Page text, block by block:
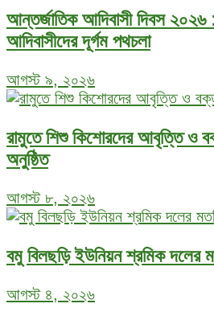
আন্তর্জাতিক আদিবাসী দিবস ২০২৬ :
আদিবাসীদের দূর্গম পথচলা
আগস্ট ৯, ২০২৬
রামুতে শিশু কিশোরদের আবৃত্তি ও
অনুষ্ঠিত
আগস্ট ৮, ২০২৬
বমু বিলছড়ি ইউনিয়ন শ্রমিক দলের
আগস্ট ৪, ২০২৬